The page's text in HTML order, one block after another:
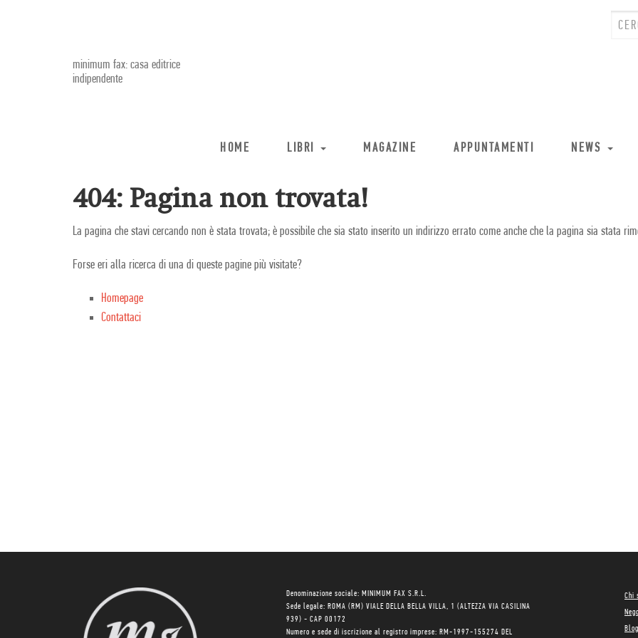
minimum fax: casa editrice
indipendente
HOME LIBRI MAGAZINE APPUNTAMENTI NEWS
404: Pagina non trovata!
La pagina che stavi cercando non è stata trovata; è possibile che sia stato inserito un indirizzo errato come anche che la pagina sia stata
Forse eri alla ricerca di una di queste pagine più visitate?
Homepage
Contattaci
Denominazione sociale: MINIMUM FAX S.R.L.
Sede legale: ROMA (RM) VIALE DELLA BELLA VILLA, 1 (ALTEZZA VIA CASILINA
939) - CAP 00172
Numero e sede di iscrizione al registro imprese: RM-1997-155274 DEL
Chi